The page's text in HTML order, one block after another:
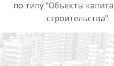
по типу "Объекты
строительства"